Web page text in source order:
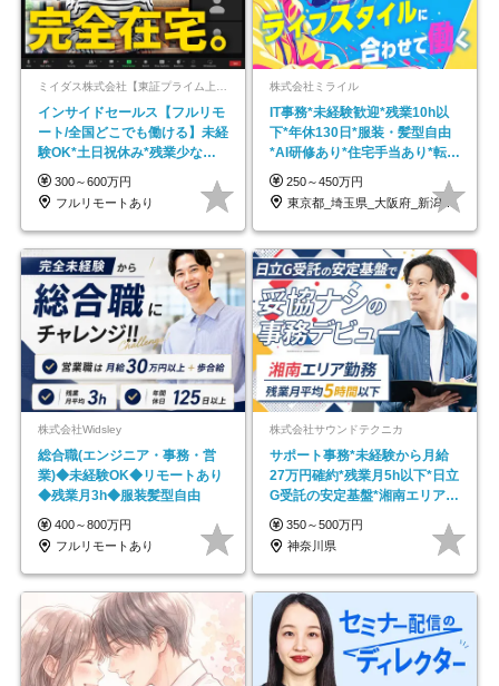
インサイドセールス【フルリモ
ート/全国どこでも働ける】未経
験OK*土日祝休み*残業少なめ*
在宅勤務手当あり
300～600万円
フルリモートあり
株式会社ミライル
IT事務*未経験歓迎*残業10h以
下*年休130日*服装・髪型自由
*AI研修あり*住宅手当あり*転勤
なし
250～450万円
東京都_埼玉県_大阪府_新潟県_福岡県
株式会社Widsley
総合職(エンジニア・事務・営
業)◆未経験OK◆リモートあり
◆残業月3h◆服装髪型自由
400～800万円
フルリモートあり
株式会社サウンドテクニカ
サポート事務*未経験から月給
27万円確約*残業月5h以下*日立
G受託の安定基盤*湘南エリア勤
務
350～500万円
神奈川県